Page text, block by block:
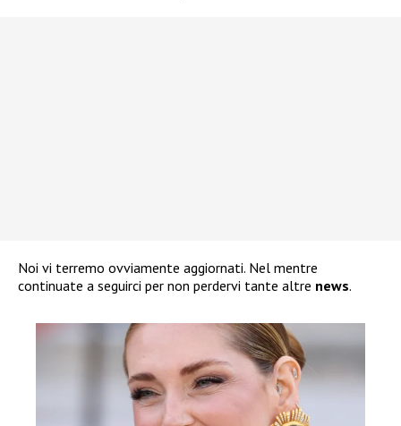
Noi vi terremo ovviamente aggiornati. Nel mentre
continuate a seguirci per non perdervi tante altre news.